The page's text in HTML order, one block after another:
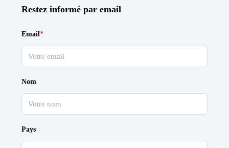
Restez informé par email
Email*
Nom
Pays